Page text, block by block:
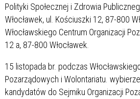
Polityki Społecznej i Zdrowia
Włocławek, ul. Kościuszki 12, 87-800
Włocławskiego Centrum Organizacji
12 a, 87-800 Włocławek.
15 listopada br. podczas
Pozarządowych i Wolontariatu.
kandydatów do Sejmiku Organizacji